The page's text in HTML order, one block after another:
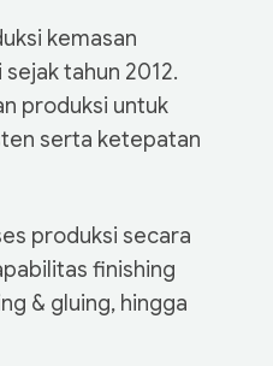
kemasan
tahun 2012.
produksi untuk
serta ketepatan
produksi secara
finishing
& gluing, hingga